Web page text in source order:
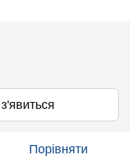
Порівняти